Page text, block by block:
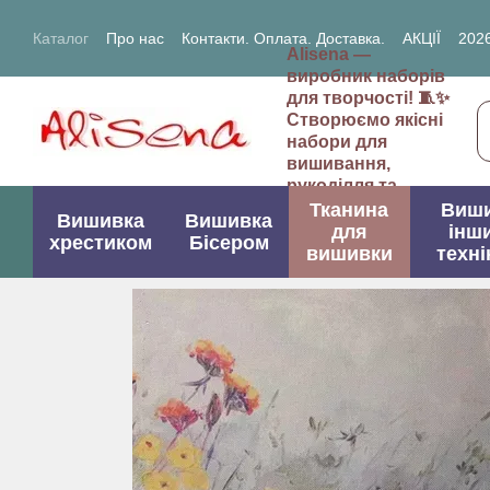
Каталог
Про нас Контакти. Оплата. Доставка. АКЦІЇ
Alisena —
виробник наборів
для творчості! 🧵✨
Створюємо якісні
набори для
вишивання,
рукоділля та
творчих проектів.
Вишивка
хрестиком
Вишивка
Бісером
Тканина
для
вишивки